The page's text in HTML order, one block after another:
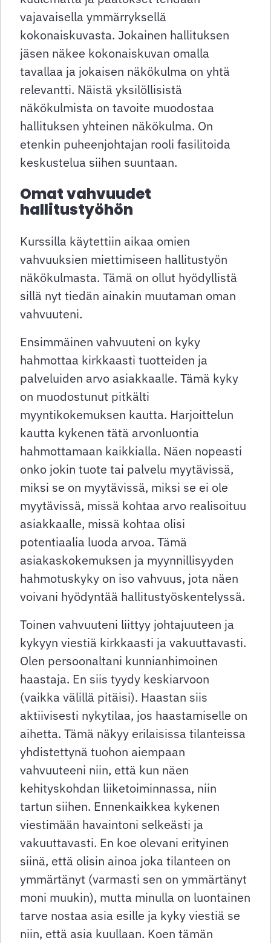
vajavaisella ymmärryksellä
kokonaiskuvasta. Jokainen hallituksen
jäsen näkee kokonaiskuvan omalla
tavallaa ja jokaisen näkökulma on yhtä
relevantti. Näistä yksilöllisistä
näkökulmista on tavoite muodostaa
hallituksen yhteinen näkökulma. On
etenkin puheenjohtajan rooli fasilitoida
keskustelua siihen suuntaan.
Omat vahvuudet
hallitustyöhön
Kurssilla käytettiin aikaa omien
vahvuuksien miettimiseen hallitustyön
näkökulmasta. Tämä on ollut hyödyllistä
sillä nyt tiedän ainakin muutaman oman
vahvuuteni.
Ensimmäinen vahvuuteni on kyky
hahmottaa kirkkaasti tuotteiden ja
palveluiden arvo asiakkaalle. Tämä kyky
on muodostunut pitkälti
myyntikokemuksen kautta. Harjoittelun
kautta kykenen tätä arvonluontia
hahmottamaan kaikkialla. Näen nopeasti
onko jokin tuote tai palvelu myytävissä,
miksi se on myytävissä, miksi se ei ole
myytävissä, missä kohtaa arvo realisoituu
asiakkaalle, missä kohtaa olisi
potentiaalia luoda arvoa. Tämä
asiakaskokemuksen ja myynnillisyyden
hahmotuskyky on iso vahvuus, jota näen
voivani hyödyntää hallitustyöskentelyssä.
Toinen vahvuuteni liittyy johtajuuteen ja
kykyyn viestiä kirkkaasti ja vakuuttavasti.
Olen persoonaltani kunnianhimoinen
haastaja. En siis tyydy keskiarvoon
(vaikka välillä pitäisi). Haastan siis
aktiivisesti nykytilaa, jos haastamiselle on
aihetta. Tämä näkyy erilaisissa tilanteissa
yhdistettynä tuohon aiempaan
vahvuuteeni niin, että kun näen
kehityskohdan liiketoiminnassa, niin
tartun siihen. Ennenkaikkea kykenen
viestimään havaintoni selkeästi ja
vakuuttavasti. En koe olevani erityinen
siinä, että olisin ainoa joka tilanteen on
ymmärtänyt (varmasti sen on ymmärtänyt
moni muukin), mutta minulla on luontainen
tarve nostaa asia esille ja kyky viestiä se
niin, että asia kuullaan. Koen tämän